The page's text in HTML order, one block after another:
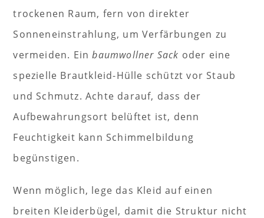
trockenen Raum, fern von direkter
Sonneneinstrahlung, um Verfärbungen zu
vermeiden. Einbaumwollner Sack oder eine
spezielle Brautkleid-Hülle schützt vor Staub
und Schmutz. Achte darauf, dass der
Aufbewahrungsort belüftet ist, denn
Feuchtigkeit kann Schimmelbildung
begünstigen.
Wenn möglich, lege das Kleid auf einen
breiten Kleiderbügel, damit die Struktur nicht